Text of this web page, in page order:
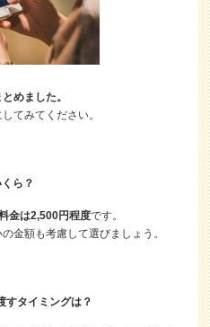
めました。
てみてください。
ら？
金は2,500円程度です。
金額も考慮して選びましょう。
すタイミングは？